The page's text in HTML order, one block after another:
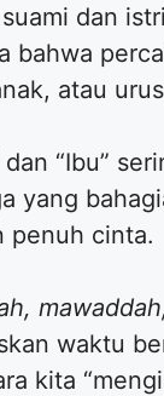
dan
bahwa
atau
“Ibu”
yang
penuh cinta.
waktu
kita